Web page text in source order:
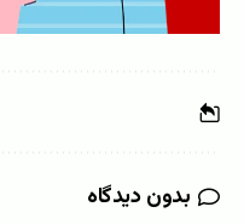
بدون دیدگاه